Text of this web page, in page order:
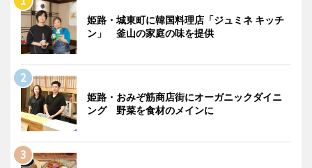
姫路・城東町に韓国料理店「ジュミネ キッチ
ン」 釜山の家庭の味を提供
姫路・おみぞ筋商店街にオーガニックダイニ
ング 野菜を食材のメインに